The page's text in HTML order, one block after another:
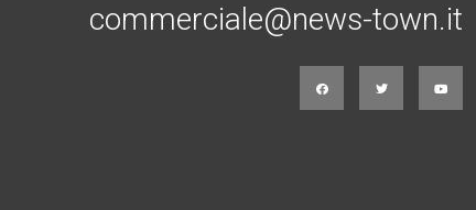
commerciale@news-town.it